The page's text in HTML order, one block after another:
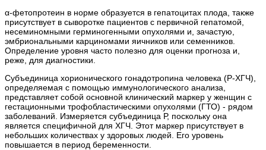
α-фетопротеин в норме образуется в гепатоцитах плода, также
присутствует в сыворотке пациентов с первичной гепатомой,
несеминомными герминогенными опухолями и, зачастую,
эмбриональными карциномами яичников или семенников.
Определение уровня часто полезно для оценки прогноза и,
реже, для диагностики.
Субъединица хорионического гонадотропина человека (Р-ХГЧ),
определяемая с помощью иммунологического анализа,
представляет собой основной клинический маркер у женщин с
гестационными трофобластическими опухолями (ГТО) - рядом
заболеваний. Измеряется субъединица Р, поскольку она
является специфичной для ХГЧ. Этот маркер присутствует в
небольших количествах у здоровых людей. Его уровень
повышается в период беременности.